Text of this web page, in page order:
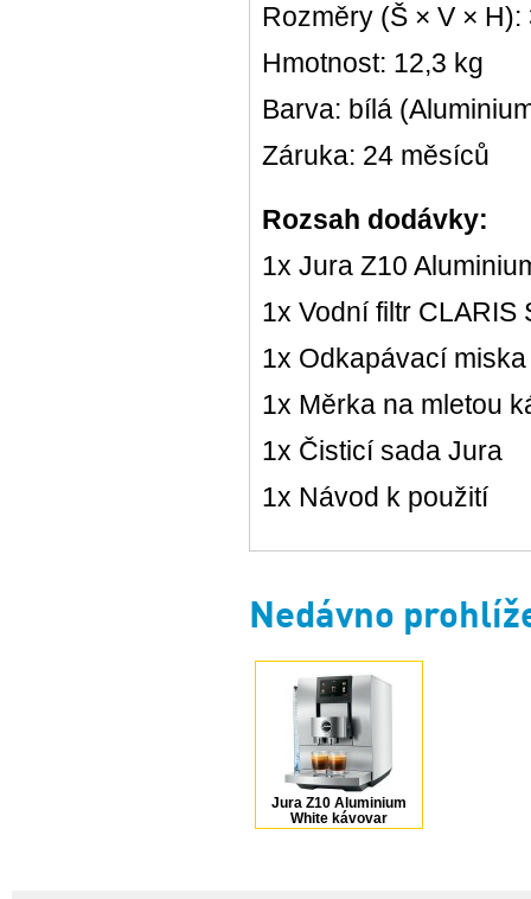
Rozměry (Š × V ×
Hmotnost: 12,3 kg
Barva: bílá
Záruka: 24 měsíců
Rozsah dodávky:
1x Jura Z10
1x Vodní filtr CLARIS
1x Odkapávací
1x Měrka na mletou
1x Čisticí sada Jura
1x Návod k použití
Nedávno
Jura Z10 Aluminium
White kávovar